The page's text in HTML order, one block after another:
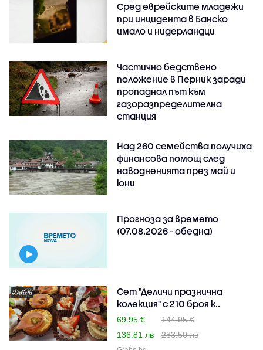
Сред еврейските младежи
при инцидента в Банско
имало и нидерландци
Частично бедствено
положение в Перник заради
пропаднал път към
газоразпределителна
станция
Над 260 семейства получиха
финансова помощ след
наводненията през май и
юни
Прогноза за времето
(07.08.2026 - обедна)
Сет "Деличи празнична
колекция" с 210 броя к..
69.95 €
144.95 €
136.81 лв
283.50 лв